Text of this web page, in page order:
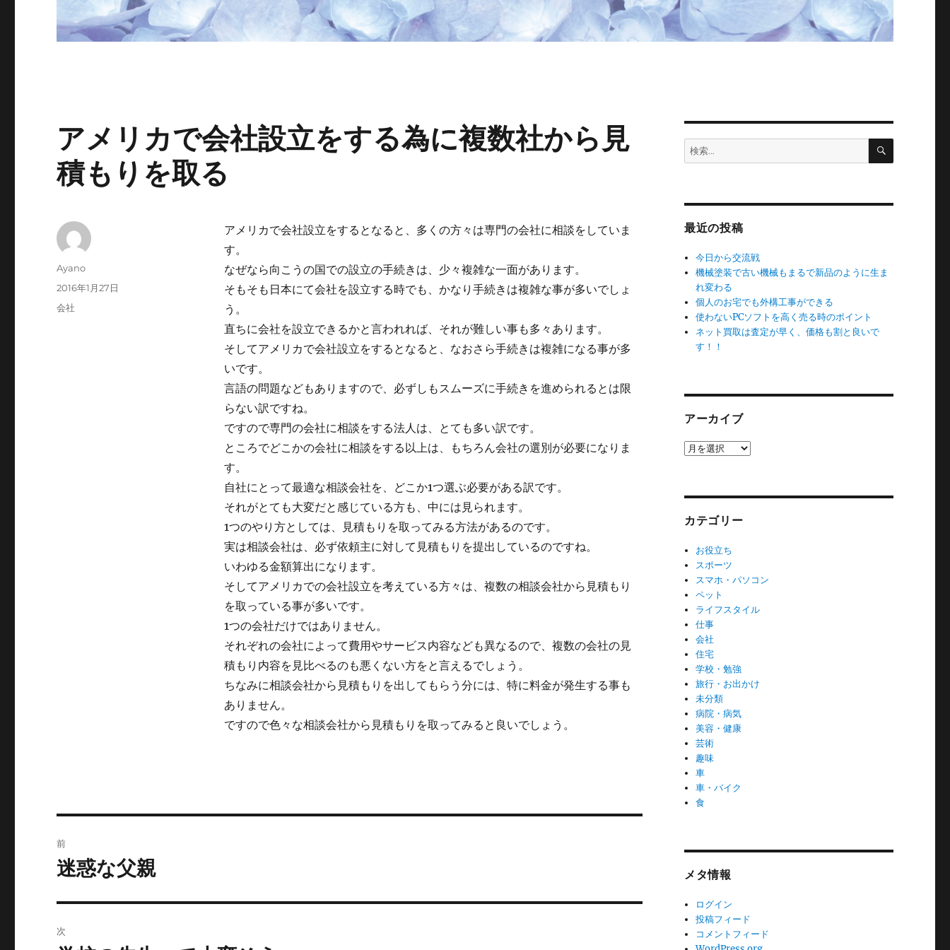
アメリカで会社設立をする為に複数社から見
積もりを取る
アメリカで会社設立をするとなると、多くの方々は専門の会社に相談をしていま
す。
なぜなら向こうの国での設立の手続きは、少々複雑な一面があります。
そもそも日本にて会社を設立する時でも、かなり手続きは複雑な事が多いでしょ
う。
直ちに会社を設立できるかと言われれば、それが難しい事も多々あります。
そしてアメリカで会社設立をするとなると、なおさら手続きは複雑になる事が多
いです。
言語の問題などもありますので、必ずしもスムーズに手続きを進められるとは限
らない訳ですね。
ですので専門の会社に相談をする法人は、とても多い訳です。
ところでどこかの会社に相談をする以上は、もちろん会社の選別が必要になりま
す。
自社にとって最適な相談会社を、どこか1つ選ぶ必要がある訳です。
それがとても大変だと感じている方も、中には見られます。
1つのやり方としては、見積もりを取ってみる方法があるのです。
実は相談会社は、必ず依頼主に対して見積もりを提出しているのですね。
いわゆる金額算出になります。
そしてアメリカでの会社設立を考えている方々は、複数の相談会社から見積もり
を取っている事が多いです。
1つの会社だけではありません。
それぞれの会社によって費用やサービス内容なども異なるので、複数の会社の見
積もり内容を見比べるのも悪くない方をと言えるでしょう。
ちなみに相談会社から見積もりを出してもらう分には、特に料金が発生する事も
ありません。
ですので色々な相談会社から見積もりを取ってみると良いでしょう。
投
Ayano
投
稿
2016年1月27日
カ
会社
稿
前
前
投
稿:
迷惑な父親
次
検
索:
検
最近の投稿
今日から交流戦
機械塗装で古い機械もまるで新品のように生ま
れ変わる
個人のお宅でも外構工事ができる
使わないPCソフトを高く売る時のポイント
ネット買取は査定が早く、価格も割と良いで
す！！
アーカイブ
ア
カテゴリー
お役立ち
スポーツ
スマホ・パソコン
ペット
ライフスタイル
仕事
会社
住宅
学校・勉強
旅行・お出かけ
未分類
病院・病気
美容・健康
芸術
趣味
車
車・バイク
食
メタ情報
ログイン
投稿フィード
コメントフィード